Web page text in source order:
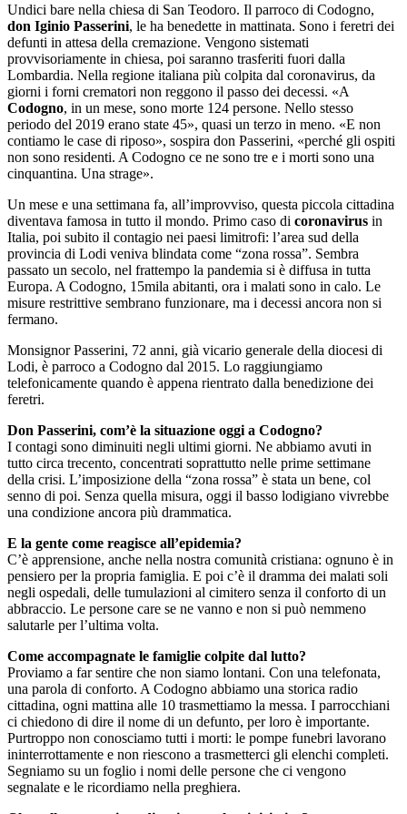
Undici bare nella chiesa di San Teodoro. Il parroco di Codogno,
don Iginio Passerini, le ha benedette in mattinata. Sono i feretri dei
defunti in attesa della cremazione. Vengono sistemati
provvisoriamente in chiesa, poi saranno trasferiti fuori dalla
Lombardia. Nella regione italiana più colpita dal coronavirus, da
giorni i forni crematori non reggono il passo dei decessi. «A
Codogno, in un mese, sono morte 124 persone. Nello stesso
periodo del 2019 erano state 45», quasi un terzo in meno. «E non
contiamo le case di riposo», sospira don Passerini, «perché gli ospiti
non sono residenti. A Codogno ce ne sono tre e i morti sono una
cinquantina. Una strage».
Un mese e una settimana fa, all’improvviso, questa piccola cittadina
diventava famosa in tutto il mondo. Primo caso di coronavirus in
Italia, poi subito il contagio nei paesi limitrofi: l’area sud della
provincia di Lodi veniva blindata come “zona rossa”. Sembra
passato un secolo, nel frattempo la pandemia si è diffusa in tutta
Europa. A Codogno, 15mila abitanti, ora i malati sono in calo. Le
misure restrittive sembrano funzionare, ma i decessi ancora non si
fermano.
Monsignor Passerini, 72 anni, già vicario generale della diocesi di
Lodi, è parroco a Codogno dal 2015. Lo raggiungiamo
telefonicamente quando è appena rientrato dalla benedizione dei
feretri.
Don Passerini, com’è la situazione oggi a Codogno?
I contagi sono diminuiti negli ultimi giorni. Ne abbiamo avuti in
tutto circa trecento, concentrati soprattutto nelle prime settimane
della crisi. L’imposizione della “zona rossa” è stata un bene, col
senno di poi. Senza quella misura, oggi il basso lodigiano vivrebbe
una condizione ancora più drammatica.
E la gente come reagisce all’epidemia?
C’è apprensione, anche nella nostra comunità cristiana: ognuno è in
pensiero per la propria famiglia. E poi c’è il dramma dei malati soli
negli ospedali, delle tumulazioni al cimitero senza il conforto di un
abbraccio. Le persone care se ne vanno e non si può nemmeno
salutarle per l’ultima volta.
Come accompagnate le famiglie colpite dal lutto?
Proviamo a far sentire che non siamo lontani. Con una telefonata,
una parola di conforto. A Codogno abbiamo una storica radio
cittadina, ogni mattina alle 10 trasmettiamo la messa. I parrocchiani
ci chiedono di dire il nome di un defunto, per loro è importante.
Purtroppo non conosciamo tutti i morti: le pompe funebri lavorano
ininterrottamente e non riescono a trasmetterci gli elenchi completi.
Segniamo su un foglio i nomi delle persone che ci vengono
segnalate e le ricordiamo nella preghiera.